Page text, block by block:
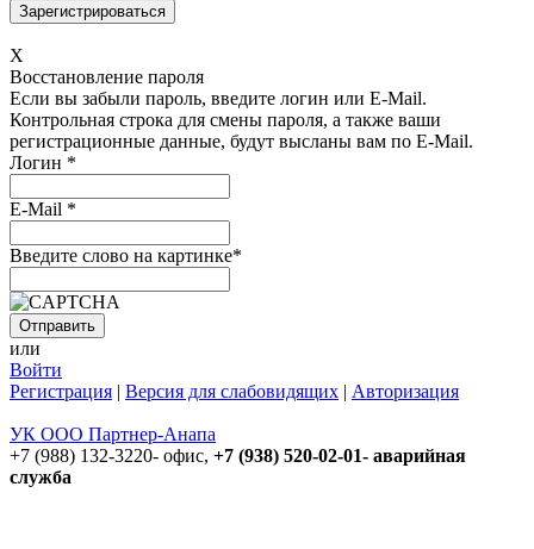
X
Восстановление пароля
Если вы забыли пароль, введите логин или E-Mail.
Контрольная строка для смены пароля, а также ваши
регистрационные данные, будут высланы вам по E-Mail.
Логин *
E-Mail *
Введите слово на картинке*
или
Войти
Регистрация | Версия для слабовидящих | Авторизация
УК ООО Партнер-Анапа
+7 (988) 132-3220- офис, +7 (938) 520-02-01- аварийная
служба